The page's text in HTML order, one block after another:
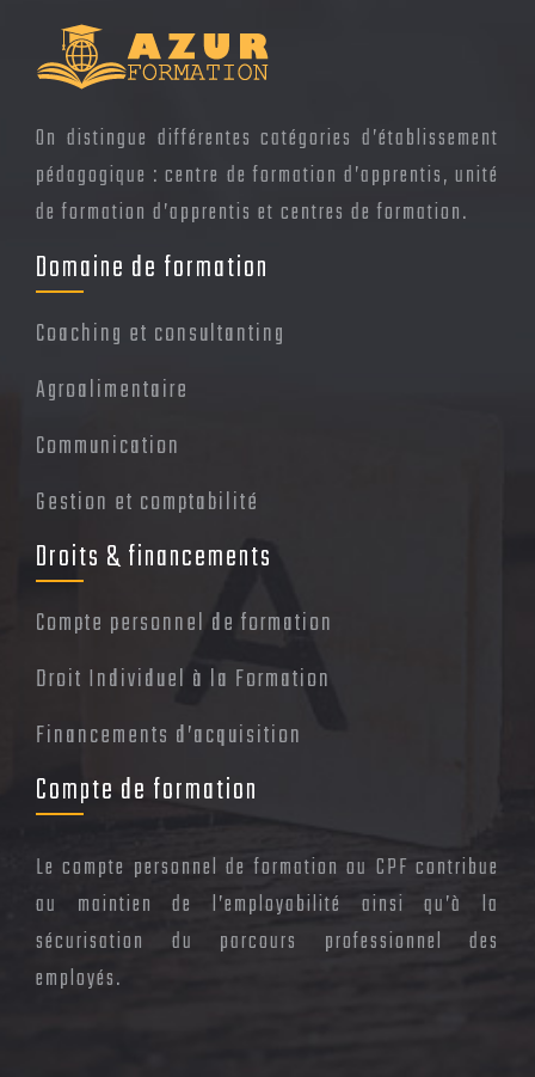
On distingue différentes catégories d’établissement
pédagogique : centre de formation d’apprentis, unité
de formation d’apprentis et centres de formation.
Domaine de formation
Coaching et consultanting
Agroalimentaire
Communication
Gestion et comptabilité
Droits & financements
Compte personnel de formation
Droit Individuel à la Formation
Financements d’acquisition
Compte de formation
Le compte personnel de formation ou CPF contribue
au maintien de l’employabilité ainsi qu’à la
sécurisation du parcours professionnel des
employés.